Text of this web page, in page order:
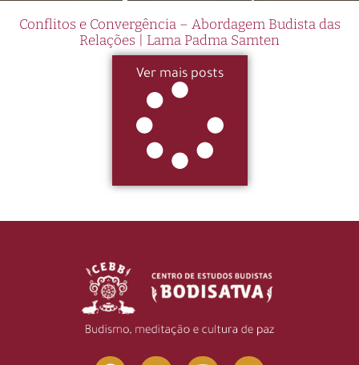
Conflitos e Convergência – Abordagem Budista das
Relações | Lama Padma Samten
Ver mais posts